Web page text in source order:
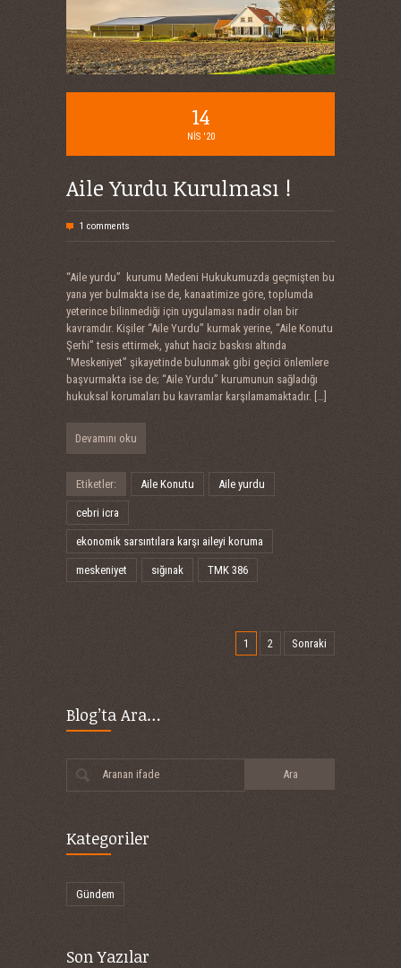
14
NIS '20
Aile Yurdu Kurulması !
1 comments
“Aile yurdu” kurumu Medeni Hukukumuzda geçmişten bu
yana yer bulmakta ise de, kanaatimize göre, toplumda
yeterince bilinmediği için uygulaması nadir olan bir
kavramdır. Kişiler “Aile Yurdu” kurmak yerine, “Aile Konutu
Şerhi” tesis ettirmek, yahut haciz baskısı altında
“Meskeniyet” şikayetinde bulunmak gibi geçici önlemlere
başvurmakta ise de; “Aile Yurdu” kurumunun sağladığı
hukuksal korumaları bu kavramlar karşılamamaktadır.
Devamını oku
Etiketler: Aile Konutu Aile yurdu
cebri icra
ekonomik sarsıntılara karşı aileyi koruma
meskeniyet sığınak TMK 386
1 2 Sonraki
Blog’ta Ara…
Aranan ifade
Kategoriler
Gündem
Son Yazılar